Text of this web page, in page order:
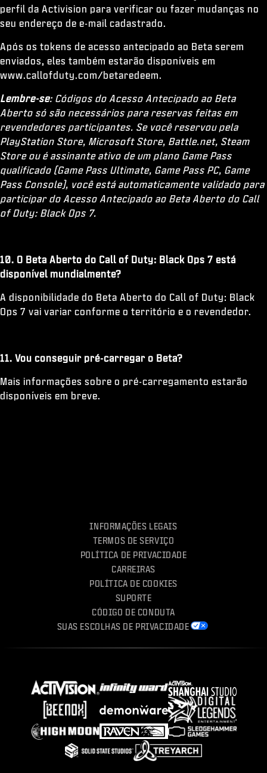
perfil da Activision para verificar ou fazer mudanças no
seu endereço de e-mail cadastrado.
Após os tokens de acesso antecipado ao Beta serem
enviados, eles também estarão disponíveis em
www.callofduty.com/betaredeem.
Lembre-se: Códigos do Acesso Antecipado ao Beta
Aberto só são necessários para reservas feitas em
revendedores participantes. Se você reservou pela
PlayStation Store, Microsoft Store, Battle.net, Steam
Store ou é assinante ativo de um plano Game Pass
qualificado (Game Pass Ultimate, Game Pass PC, Game
Pass Console), você está automaticamente validado para
participar do Acesso Antecipado ao Beta Aberto do Call
of Duty: Black Ops 7.
10. O Beta Aberto do Call of Duty: Black Ops 7 está
disponível mundialmente?
A disponibilidade do Beta Aberto do Call of Duty: Black
Ops 7 vai variar conforme o território e o revendedor.
11. Vou conseguir pré-carregar o Beta?
Mais informações sobre o pré-carregamento estarão
disponíveis em breve.
INFORMAÇÕES LEGAIS
TERMOS DE SERVIÇO
POLÍTICA DE PRIVACIDADE
CARREIRAS
POLÍTICA DE COOKIES
SUPORTE
CÓDIGO DE CONDUTA
SUAS ESCOLHAS DE PRIVACIDADE